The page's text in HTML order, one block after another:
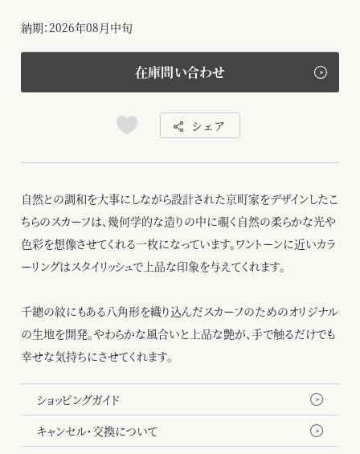
納期：2026年08月中旬
在庫問い合わせ
シェア
自然との調和を大事にしながら設計された京町家をデザインしたこ
ちらのスカーフは、幾何学的な造りの中に覗く自然の柔らかな光や
色彩を想像させてくれる一枚になっています。ワントーンに近いカラ
ーリングはスタイリッシュで上品な印象を与えてくれます。
千總の紋にもある八角形を織り込んだスカーフのためのオリジナル
の生地を開発。やわらかな風合いと上品な艶が、手で触るだけでも
幸せな気持ちにさせてくれます。
ショッピングガイド
キャンセル・交換について